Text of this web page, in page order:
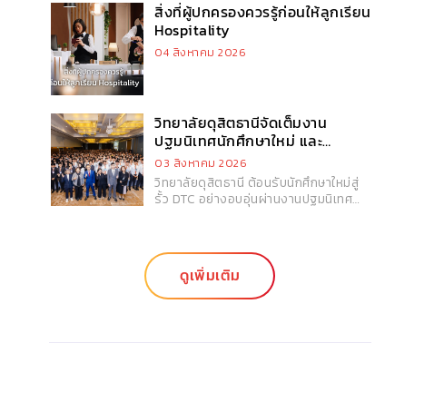
สิ่งที่ผู้ปกครองควรรู้ก่อนให้ลูกเรียน
Hospitality
04 สิงหาคม 2026
วิทยาลัยดุสิตธานีจัดเต็มงาน
ปฐมนิเทศนักศึกษาใหม่ และ
กิจกรรม DTC Freshy Day
03 สิงหาคม 2026
วิทยาลัยดุสิตธานี ต้อนรับนักศึกษาใหม่สู่
รั้ว DTC อย่างอบอุ่นผ่านงานปฐมนิเทศ
การเรียนรู้ การสร้างมิตรภาพ และการ
ปลูกฝังความภาคภูมิใจในความเป็นดุสิต
ธานีผ่านกิจกรรมสร้างสรรค์มากมาย นับ
เป็นจุดเริ่มต้นสำคัญของการก้าวสู่ชีวิต
ดูเพิ่มเติม